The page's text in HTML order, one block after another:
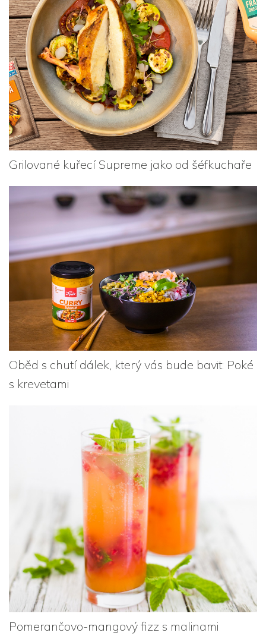
Grilované kuřecí Supreme jako od šéfkuchaře
Oběd s chutí dálek, který vás bude bavit: Poké
s krevetami
Pomerančovo-mangový fizz s malinami